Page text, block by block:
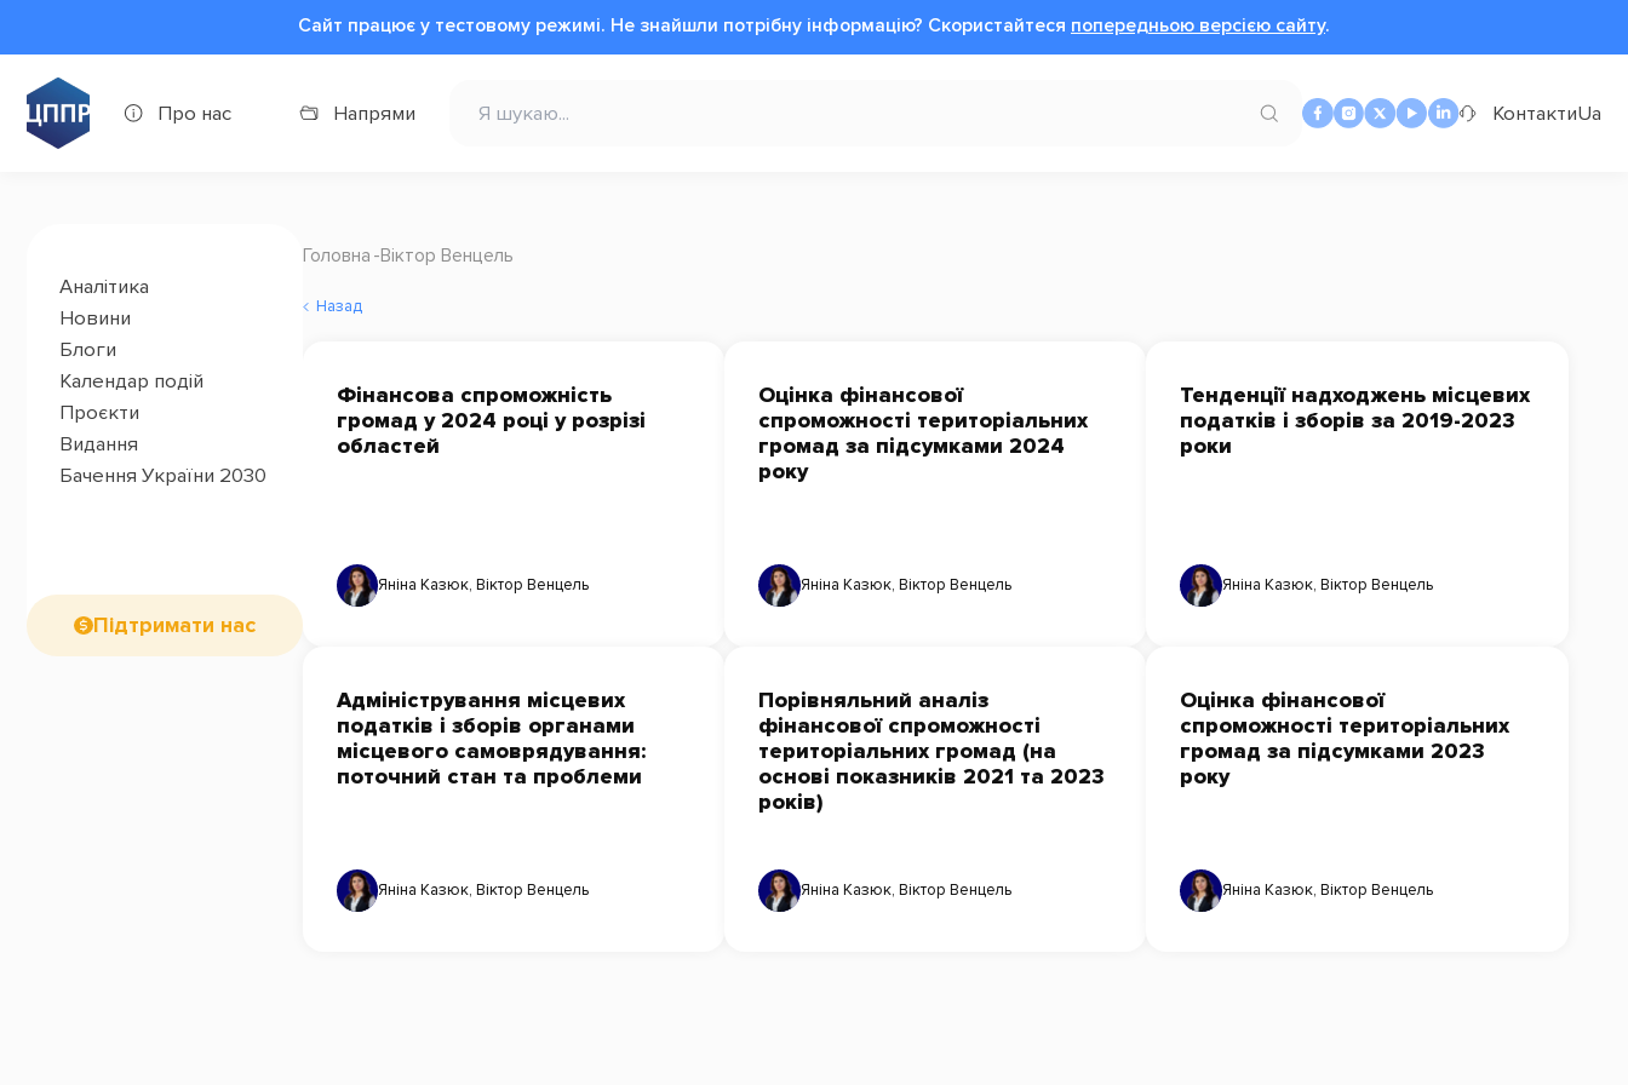
Сайт працює у тестовому режимі. Не знайшли потрібну інформацію? Cкористайтеся попередньою версією сайту.
Про нас Напрями КонтактиUa
Аналітика
Новини
Блоги
Календар подій
Проєкти
Видання
Бачення України 2030
Підтримати нас
Головна Віктор Венцель
Назад
Фінансова спроможність
громад у 2024 році у розрізі
областей
Яніна Казюк,Віктор Венцель
Оцінка фінансової
спроможності територіальних
громад за підсумками 2024
року
Яніна Казюк, Віктор Венцель
Тенденції надходжень місцевих
податків і зборів за 2019-2023
роки
Яніна Казюк, Віктор Венцель
Адміністрування місцевих
податків і зборів органами
місцевого самоврядування:
поточний стан та проблеми
Яніна Казюк,Віктор Венцель
Порівняльний аналіз
фінансової спроможності
територіальних громад (на
основі показників 2021 та 2023
років)
Яніна Казюк, Віктор Венцель
Оцінка фінансової
спроможності територіальних
громад за підсумками 2023
року
Яніна Казюк, Віктор Венцель